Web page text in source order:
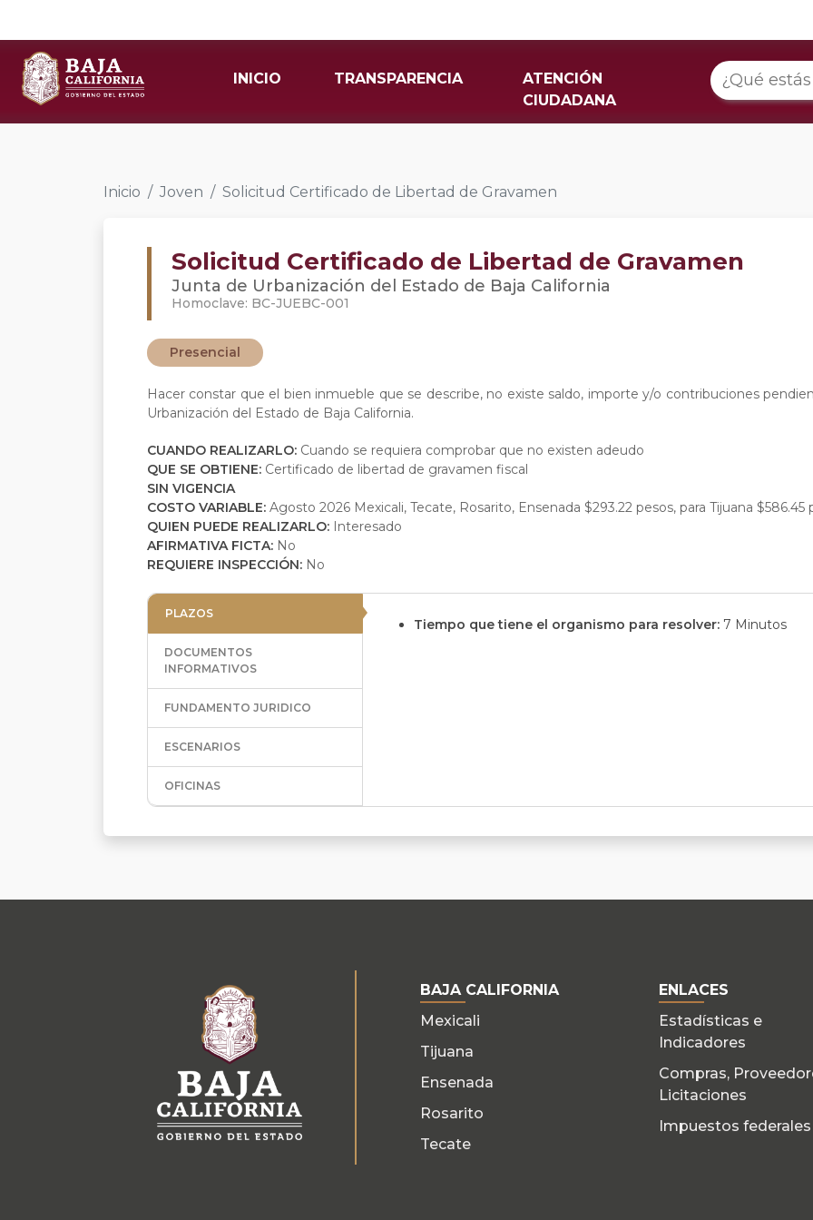
INICIO TRANSPARENCIA
ATENCIÓN
CIUDADANA
Inicio Joven Solicitud Certificado de Libertad de Gravamen
Solicitud Certificado de Libertad de Gravamen
Junta de Urbanización del Estado de Baja California
Homoclave: BC-JUEBC-001
Presencial
Hacer constar que el bien inmueble que se describe, no existe saldo, importe y/o contribuciones
Urbanización del Estado de Baja California.
CUANDO REALIZARLO: Cuando se requiera comprobar que no existen adeudo
QUE SE OBTIENE: Certificado de libertad de gravamen fiscal
SIN VIGENCIA
COSTO VARIABLE: Agosto 2026 Mexicali, Tecate, Rosarito, Ensenada $293.22 pesos, para Tijuana $586.45
QUIEN PUEDE REALIZARLO: Interesado
AFIRMATIVA FICTA: No
REQUIERE INSPECCIÓN: No
PLAZOS
DOCUMENTOS
INFORMATIVOS
FUNDAMENTO JURIDICO
ESCENARIOS
OFICINAS
Tiempo que tiene el organismo para resolver: 7 Minutos
BAJA CALIFORNIA
Mexicali
Tijuana
Ensenada
Rosarito
Tecate
ENLACES
Estadísticas e
Indicadores
Compras,
Licitaciones
Impuestos federales